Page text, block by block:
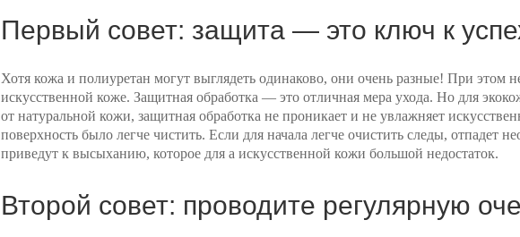
Первый совет: защита — это ключ к
Хотя кожа и полиуретан могут выглядеть одинаково, они очень разные! При
искусственной коже. Защитная обработка — это отличная мера ухода. Но для
от натуральной кожи, защитная обработка не проникает и не увлажняет
поверхность было легче чистить. Если для начала легче очистить следы, отпадет
приведут к высыханию, которое для а искусственной кожи большой недостаток.
Второй совет: проводите регулярную